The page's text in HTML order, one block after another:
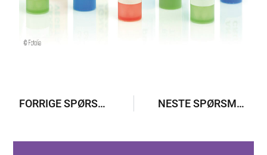
FORRIGE SPØRSMÅL NESTE SPØRSMÅL